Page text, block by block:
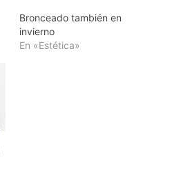
Bronceado también en
invierno
En «Estética»